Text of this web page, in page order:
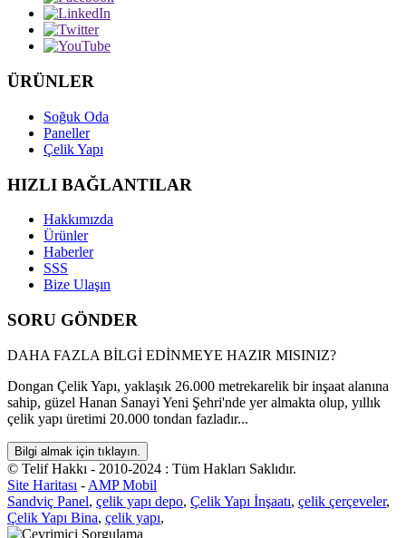
ÜRÜNLER
Soğuk Oda
Paneller
Çelik Yapı
HIZLI BAĞLANTILAR
Hakkımızda
Ürünler
Haberler
SSS
Bize Ulaşın
SORU GÖNDER
DAHA FAZLA BİLGİ EDİNMEYE HAZIR MISINIZ?
Dongan Çelik Yapı, yaklaşık 26.000 metrekarelik bir inşaat alanına
sahip, güzel Hanan Sanayi Yeni Şehri'nde yer almakta olup, yıllık
çelik yapı üretimi 20.000 tondan fazladır...
Bilgi almak için tıklayın.
© Telif Hakkı - 2010-2024 : Tüm Hakları Saklıdır.
Site Haritası - AMP Mobil
Sandviç Panel, çelik yapı depo, Çelik Yapı İnşaatı, çelik çerçeveler,
Çelik Yapı Bina, çelik yapı,